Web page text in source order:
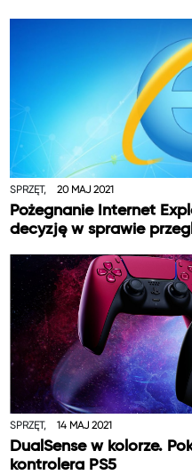
SPRZĘT, 20 MAJ 2021
Pożegnanie Internet
decyzję w sprawie
SPRZĘT, 14 MAJ 2021
DualSense w kolorze.
kontrolera PS5